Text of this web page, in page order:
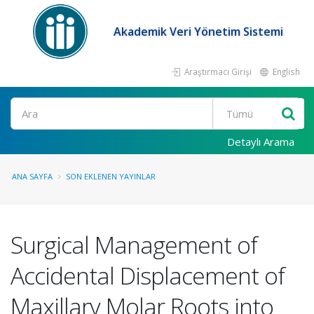
Akademik Veri Yönetim Sistemi
Araştırmacı Girişi English
Ara
Detaylı Arama
ANA SAYFA SON EKLENEN YAYINLAR
Surgical Management of
Accidental Displacement of
Maxillary Molar Roots into